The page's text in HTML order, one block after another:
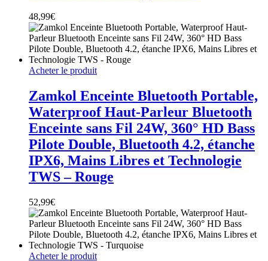
48,99€
Acheter le produit
Zamkol Enceinte Bluetooth Portable,
Waterproof Haut-Parleur Bluetooth
Enceinte sans Fil 24W, 360° HD Bass
Pilote Double, Bluetooth 4.2, étanche
IPX6, Mains Libres et Technologie
TWS – Rouge
52,99€
Acheter le produit